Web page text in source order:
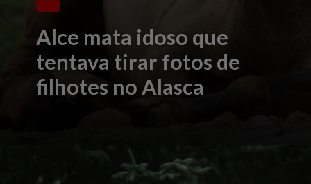
Alce mata idoso que
tentava tirar fotos de
filhotes no Alasca